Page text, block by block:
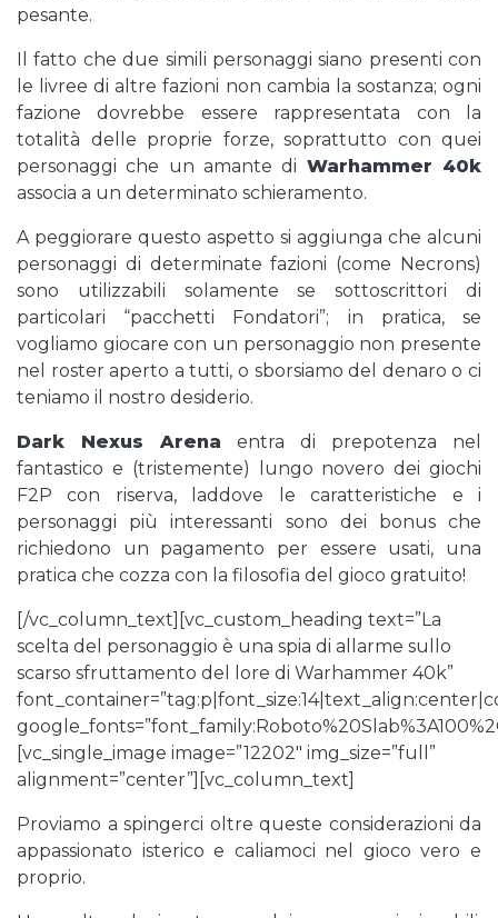
pesante.
Il fatto che due simili personaggi siano presenti con
le livree di altre fazioni non cambia la sostanza; ogni
fazione dovrebbe essere rappresentata con la
totalità delle proprie forze, soprattutto con quei
personaggi che un amante di Warhammer 40k
associa a un determinato schieramento.
A peggiorare questo aspetto si aggiunga che alcuni
personaggi di determinate fazioni (come Necrons)
sono utilizzabili solamente se sottoscrittori di
particolari “pacchetti Fondatori”; in pratica, se
vogliamo giocare con un personaggio non presente
nel roster aperto a tutti, o sborsiamo del denaro o ci
teniamo il nostro desiderio.
Dark Nexus Arena entra di prepotenza nel
fantastico e (tristemente) lungo novero dei giochi
F2P con riserva, laddove le caratteristiche e i
personaggi più interessanti sono dei bonus che
richiedono un pagamento per essere usati, una
pratica che cozza con la filosofia del gioco gratuito!
[/vc_column_text][vc_custom_heading text=”La
scelta del personaggio è una spia di allarme sullo
scarso sfruttamento del lore di Warhammer 40k”
[vc_single_image image=”12202″ img_size=”full”
alignment=”center”][vc_column_text]
Proviamo a spingerci oltre queste considerazioni da
appassionato isterico e caliamoci nel gioco vero e
proprio.